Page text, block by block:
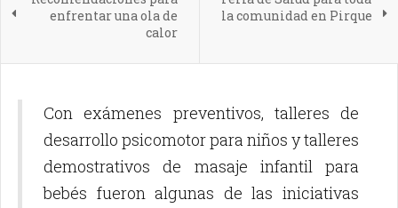
enfrentar una ola de
calor
la comunidad en Pirque
Con exámenes preventivos, talleres de
desarrollo psicomotor para niños y talleres
demostrativos de masaje infantil para
bebés fueron algunas de las iniciativas